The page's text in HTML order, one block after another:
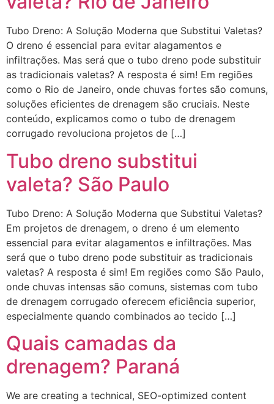
Tubo Dreno: A Solução Moderna que Substitui Valetas?
O dreno é essencial para evitar alagamentos e
infiltrações. Mas será que o tubo dreno pode substituir
as tradicionais valetas? A resposta é sim! Em regiões
como o Rio de Janeiro, onde chuvas fortes são comuns,
soluções eficientes de drenagem são cruciais. Neste
conteúdo, explicamos como o tubo de drenagem
corrugado revoluciona projetos de […]
Tubo dreno substitui
valeta? São Paulo
Tubo Dreno: A Solução Moderna que Substitui Valetas?
Em projetos de drenagem, o dreno é um elemento
essencial para evitar alagamentos e infiltrações. Mas
será que o tubo dreno pode substituir as tradicionais
valetas? A resposta é sim! Em regiões como São Paulo,
onde chuvas intensas são comuns, sistemas com tubo
de drenagem corrugado oferecem eficiência superior,
especialmente quando combinados ao tecido […]
Quais camadas da
drenagem? Paraná
We are creating a technical, SEO-optimized content